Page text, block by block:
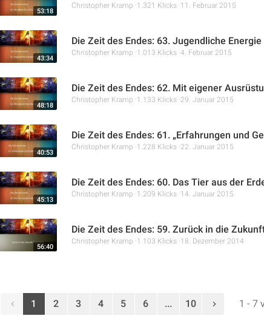
53:18
Christopher Kramp 1.321 Klicks 11. Februar 2015
43:34
Die Zeit des Endes: 63. Jugendliche
Christopher Kramp 1.013 Klicks 4. Februar 2015
48:18
Die Zeit des Endes: 62. Mit eigener
Christopher Kramp 1.133 Klicks 29. Januar 2015
40:53
Die Zeit des Endes: 61. „Erfahrungen und
Christopher Kramp 1.228 Klicks 22. Januar 2015
45:13
Die Zeit des Endes: 60. Das Tier aus der
Christopher Kramp 1.209 Klicks 14. Januar 2015
56:40
Die Zeit des Endes: 59. Zurück in die
Christopher Kramp 1.103 Klicks 18. Dezember 2014
1 2 3 4 5 6 ... 10 1 - 7